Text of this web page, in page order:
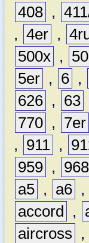
408 ,
, 4er ,
500x ,
5er , 6 ,
626 , 63
770 , 7er
,
911 ,
959 , 968
a5 , a6 ,
accord
,
aircross
,